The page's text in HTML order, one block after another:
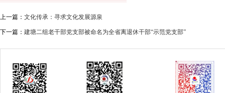
上一篇： 文化传承：寻求文化发展源泉
下一篇： 建塘二组老干部党支部被命名为全省离退休干部“示范党支部”